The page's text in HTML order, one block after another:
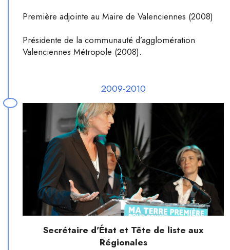
Première adjointe au Maire de Valenciennes (2008)
Présidente de la communauté d’agglomération
Valenciennes Métropole (2008).
2009-2010
Secrétaire d'État et Tête de liste aux
Régionales